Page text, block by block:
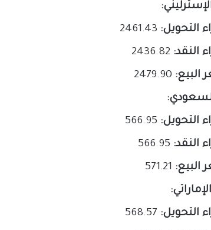
التحويل:
النقد:
البيع:
التحويل:
النقد:
البيع:
التحويل: